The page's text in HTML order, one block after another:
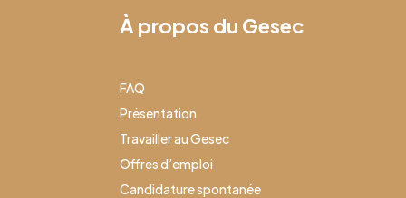
À propos du Gesec
FAQ
Présentation
Travailler au Gesec
Offres d’emploi
Candidature spontanée